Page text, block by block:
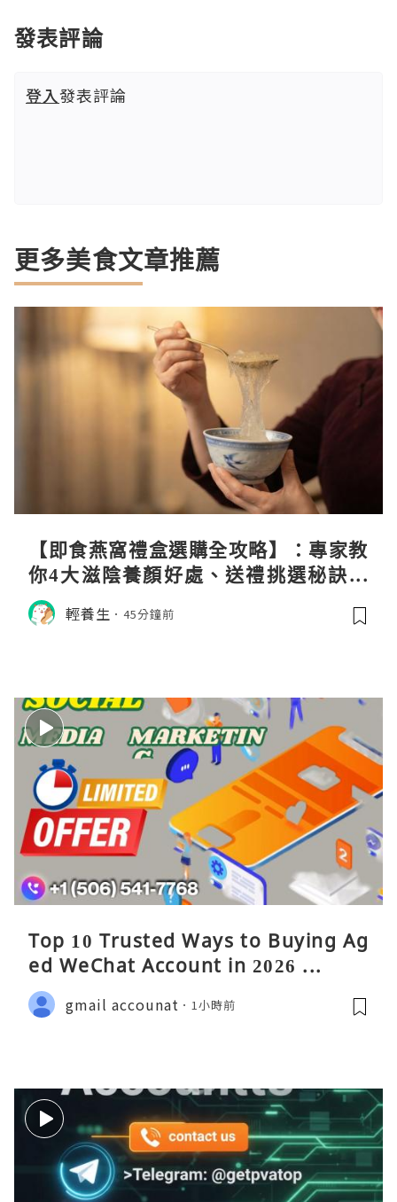
發表評論
登入發表評論
更多美食文章推薦
【即食燕窩禮盒選購全攻略】：專家教
你4大滋陰養顏好處、送禮挑選秘訣與
日常食用心得
輕養生 45分鐘前
Top 10 Trusted Ways to Buying Ag
ed WeChat Account in 2026 ...
gmail accounat 1小時前